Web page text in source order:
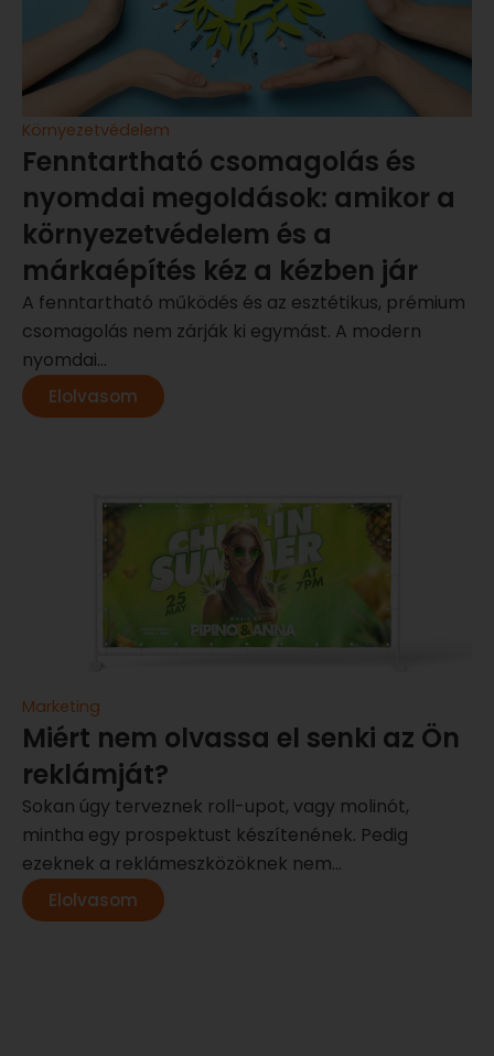
Környezetvédelem
Fenntartható csomagolás és
nyomdai megoldások: amikor a
környezetvédelem és a
márkaépítés kéz a kézben jár
A fenntartható működés és az esztétikus, prémium
csomagolás nem zárják ki egymást. A modern
nyomdai...
Elolvasom
Marketing
Miért nem olvassa el senki az Ön
reklámját?
Sokan úgy terveznek roll-upot, vagy molinót,
mintha egy prospektust készítenének. Pedig
ezeknek a reklámeszközöknek nem...
Elolvasom